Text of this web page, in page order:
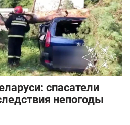
спасатели
непогоды